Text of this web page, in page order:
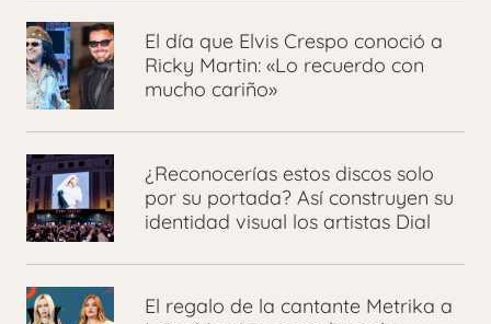
El día que Elvis Crespo conoció a
Ricky Martin: «Lo recuerdo con
mucho cariño»
¿Reconocerías estos discos solo
por su portada? Así construyen su
identidad visual los artistas Dial
El regalo de la cantante Metrika a